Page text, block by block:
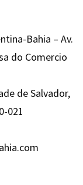
Bahia – Av.
do Comercio
de Salvador,
021